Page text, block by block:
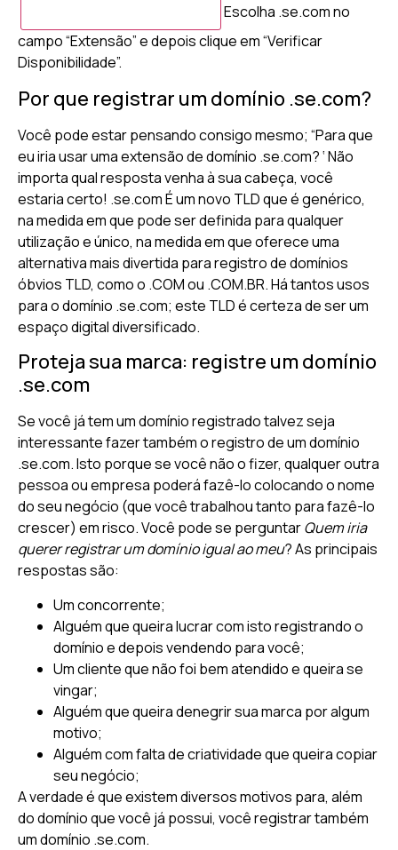
Escolha .se.com no
campo “Extensão” e depois clique em “Verificar
Disponibilidade”.
Por que registrar um domínio .se.com?
Você pode estar pensando consigo mesmo; “Para que
eu iria usar uma extensão de domínio .se.com? ‘ Não
importa qual resposta venha à sua cabeça, você
estaria certo! .se.com É um novo TLD que é genérico,
na medida em que pode ser definida para qualquer
utilização e único, na medida em que oferece uma
alternativa mais divertida para registro de domínios
óbvios TLD, como o .COM ou .COM.BR. Há tantos usos
para o domínio .se.com; este TLD é certeza de ser um
espaço digital diversificado.
Proteja sua marca: registre um domínio
.se.com
Se você já tem um domínio registrado talvez seja
interessante fazer também o registro de um domínio
.se.com. Isto porque se você não o fizer, qualquer outra
pessoa ou empresa poderá fazê-lo colocando o nome
do seu negócio (que você trabalhou tanto para fazê-lo
crescer) em risco. Você pode se perguntarQuem iria
querer registrar um domínio igual ao meu? As principais
respostas são:
Um concorrente;
Alguém que queira lucrar com isto registrando o
domínio e depois vendendo para você;
Um cliente que não foi bem atendido e queira se
vingar;
Alguém que queira denegrir sua marca por algum
motivo;
Alguém com falta de criatividade que queira copiar
seu negócio;
A verdade é que existem diversos motivos para, além
do domínio que você já possui, você registrar também
um domínio .se.com.